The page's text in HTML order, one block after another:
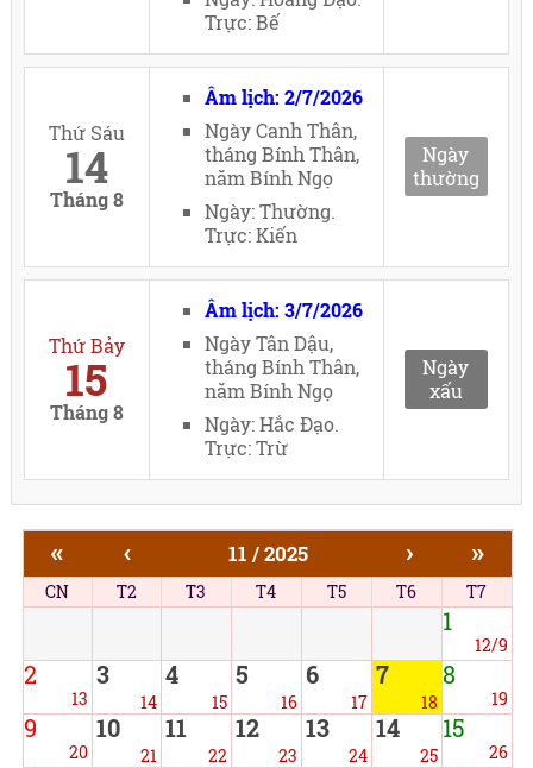
Trực: Bế
Thứ Sáu
14
Tháng 8
Âm lịch: 2/7/2026
Ngày Canh Thân,
tháng Bính Thân,
năm Bính Ngọ
Ngày: Thường.
Trực: Kiến
Ngày
thường
Thứ Bảy
15
Tháng 8
Âm lịch: 3/7/2026
Ngày Tân Dậu,
tháng Bính Thân,
năm Bính Ngọ
Ngày: Hắc Đạo.
Trực: Trừ
Ngày
xấu
« ‹ 11 / 2025 › »
CN T2 T3 T4 T5 T6 T7
1
12/9
2
13
3
14
4
15
5
16
6
17
7
18
8
19
9
20
10
21
11
22
12
23
13
24
14
25
15
26